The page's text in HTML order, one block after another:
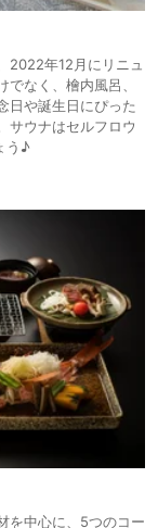
2022年12月にリニュ
なく、檜内風呂、
日や誕生日にぴった
サウナはセルフロウ
う♪
を中心に、5つのコー